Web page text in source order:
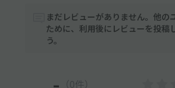
まだレビューがありません。他の
ために、利用後にレビューを投稿
う。
（0件）